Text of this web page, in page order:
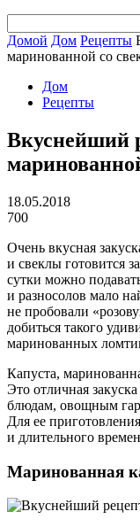
Домой Дом Рецепты
маринованной со
Дом
Рецепты
Вкуснейший
18.05.2018
700
Очень вкусная
и свеклы готовится
сутки можно
и разносолов мало
не пробовали
добиться такого
маринованных
Капуста,
Это отличная
блюдам, овощным
Для ее
и длительного
Маринованная